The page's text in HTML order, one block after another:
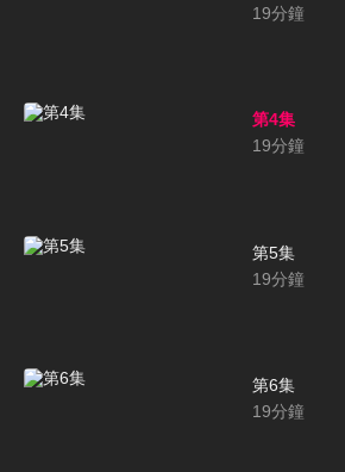
19分鐘
第4集
19分鐘
第5集
19分鐘
第6集
19分鐘